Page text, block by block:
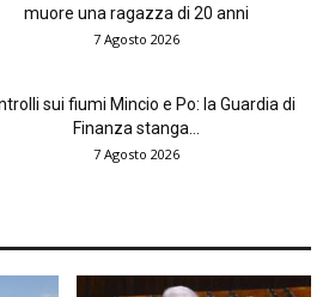
muore una ragazza di 20 anni
7 Agosto 2026
sui fiumi Mincio e Po: la Guardia di
Finanza stanga...
7 Agosto 2026